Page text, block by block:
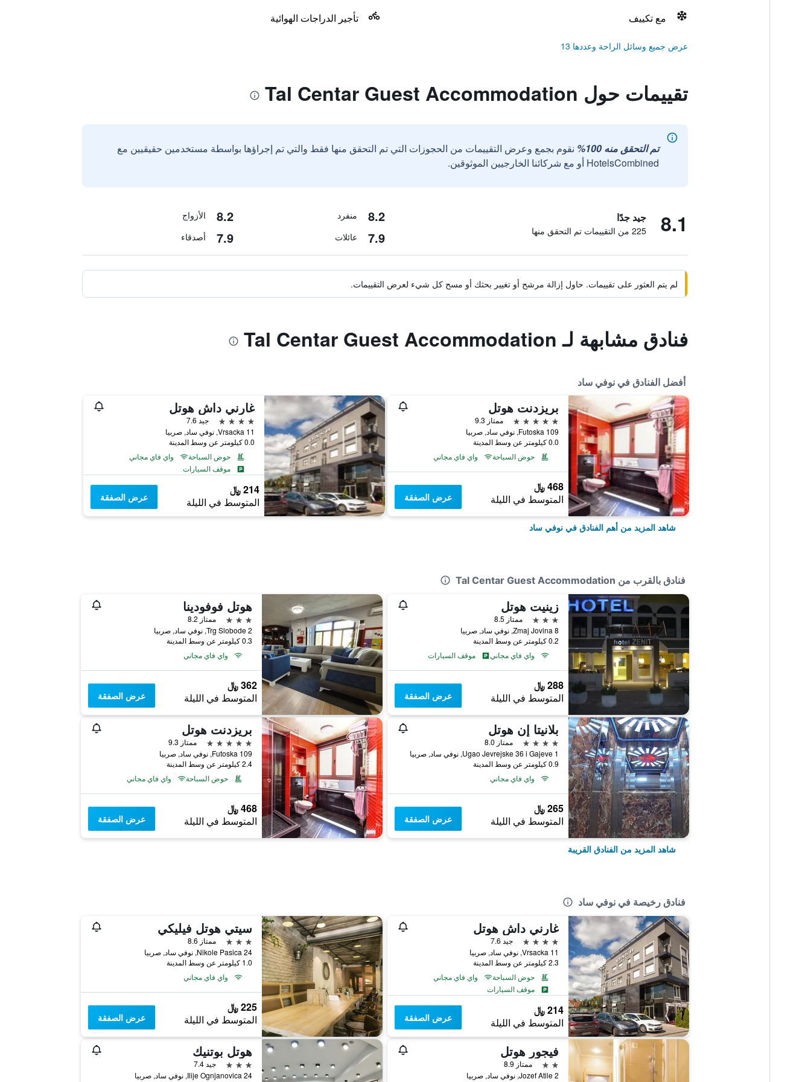
مع تكييف
تأجير الدراجات الهوائية
عرض جميع وسائل الراحة وعددها 13
تقييمات حول Tal Centar Guest Accommodation
تم التحقق منه 100%
نقوم بجمع وعرض التقييمات من الحجوزات التي تم التحقق منها فقط والتي تم إجراؤها بواسطة مستخدمين حقيقيين مع
HotelsCombined أو مع شركائنا الخارجيين الموثوقين.
8.1 جيد جدًا
225 من التقييمات تم التحقق منها
8.2 منفرد 8.2 الأزواج
7.9 عائلات 7.9 أصدقاء
لم يتم العثور على تقييمات. حاول إزالة مرشح أو تغيير بحثك أو مسح كل شيء لعرض التقييمات.
فنادق مشابهة لـ Tal Centar Guest Accommodation
أفضل الفنادق في نوفي ساد
بريزدنت هوتل
5 نجوم
ممتاز 9.3
Futoska 109, نوفي ساد, صربيا
0.0 كيلومتر عن وسط المدينة
حوض السباحة
واي فاي مجاني
468 ﷼
المتوسط في الليلة عرض الصفقة
غارني داش هوتل
4 نجوم
جيد 7.6
Vrsacka 11, نوفي ساد, صربيا
0.0 كيلومتر عن وسط المدينة
حوض السباحة
واي فاي مجاني
موقف السيارات
214 ﷼
المتوسط في الليلة عرض الصفقة
شاهد المزيد من أهم الفنادق في نوفي ساد
فنادق بالقرب من Tal Centar Guest Accommodation
زينيت هوتل
3 نجوم
ممتاز 8.5
Zmaj Jovina 8, نوفي ساد, صربيا
0.2 كيلومتر عن وسط المدينة
واي فاي مجاني
موقف السيارات
288 ﷼
المتوسط في الليلة عرض الصفقة
هوتل فوفودينا
3 نجوم
ممتاز 8.2
Trg Slobode 2, نوفي ساد, صربيا
0.3 كيلومتر عن وسط المدينة
واي فاي مجاني
362 ﷼
المتوسط في الليلة عرض الصفقة
بلانيتا إن هوتل
4 نجوم
ممتاز 8.0
Ugao Jevrejske 36 i Gajeve 1, نوفي ساد, صربيا
0.9 كيلومتر عن وسط المدينة
واي فاي مجاني
265 ﷼
المتوسط في الليلة عرض الصفقة
بريزدنت هوتل
5 نجوم
ممتاز 9.3
Futoska 109, نوفي ساد, صربيا
2.4 كيلومتر عن وسط المدينة
حوض السباحة
واي فاي مجاني
468 ﷼
المتوسط في الليلة عرض الصفقة
شاهد المزيد من الفنادق القريبة
فنادق رخيصة في نوفي ساد
غارني داش هوتل
4 نجوم
جيد 7.6
Vrsacka 11, نوفي ساد, صربيا
2.3 كيلومتر عن وسط المدينة
حوض السباحة
واي فاي مجاني
موقف السيارات
214 ﷼
المتوسط في الليلة عرض الصفقة
سيتي هوتل فيليكي
3 نجوم
ممتاز 8.6
Nikole Pasica 24, نوفي ساد, صربيا
1.0 كيلومتر عن وسط المدينة
واي فاي مجاني
225 ﷼
المتوسط في الليلة عرض الصفقة
فيجور هوتل
2 نجمتين
ممتاز 8.9
Jozef Atile 2, نوفي ساد, صربيا
هوتل بوتنيك
3 نجوم
جيد 7.4
Ilije Ognjanovica 24, نوفي ساد, صربيا